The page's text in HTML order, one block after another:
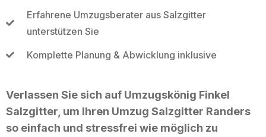
Erfahrene Umzugsberater aus Salzgitter
unterstützen Sie
Komplette Planung & Abwicklung inklusive
Verlassen Sie sich auf Umzugskönig Finkel
Salzgitter, um Ihren Umzug Salzgitter Randers
so einfach und stressfrei wie möglich zu